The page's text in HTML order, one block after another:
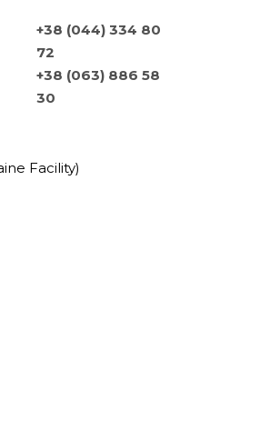
+38 (044) 334 80
72
+38 (063) 886 58
30